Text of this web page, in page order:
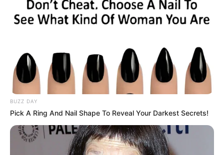
BUZZ DAY
Pick A Ring And Nail Shape To Reveal Your Darkest Secrets!